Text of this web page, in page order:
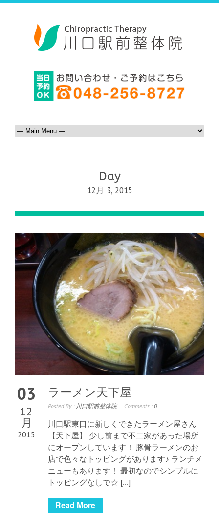
Day
12月 3, 2015
03
12
月
2015
ラーメン天下屋
Posted By : 川口駅前整体院 Comments : 0
川口駅東口に新しくできたラーメン屋さん
【天下屋】 少し前まで不二家があった場所
にオープンしています！ 豚骨ラーメンのお
店で色々なトッピングがあります♪ ランチメ
ニューもあります！ 最初なのでシンプルに
トッピングなしで☆ […]
Read More